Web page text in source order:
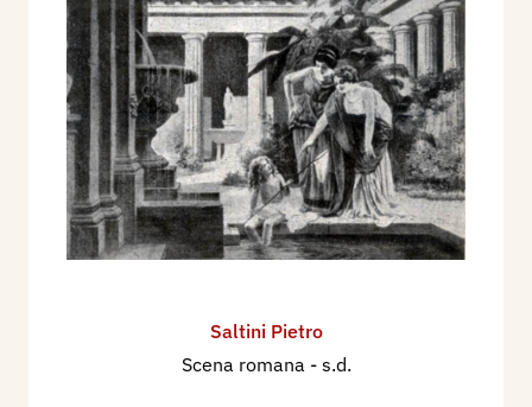
Saltini Pietro
Scena romana - s.d.